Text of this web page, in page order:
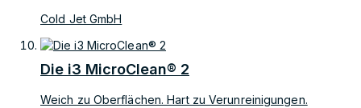
Cold Jet GmbH
Die i3 MicroClean® 2
Weich zu Oberflächen. Hart zu Verunreinigungen.